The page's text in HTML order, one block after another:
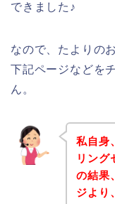
できました♪
なので、たよりの
下記ページなどを
ん。
私自身
リング
の結果
ジより